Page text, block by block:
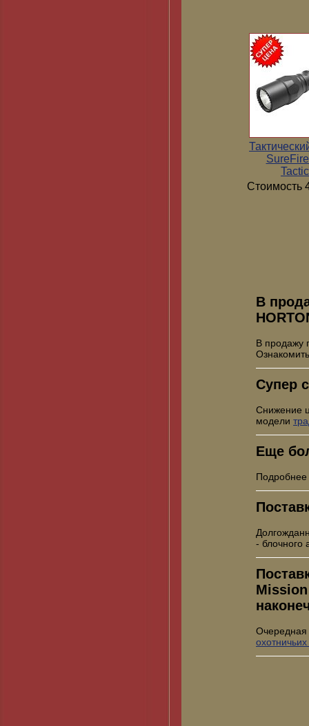
Стоимость
В
В продажу
Супер
Снижение
модели
Еще
- блочного
Очередная